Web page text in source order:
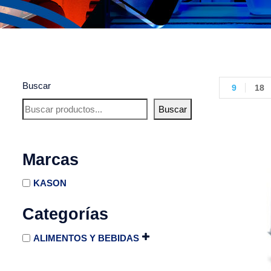
Buscar
Buscar
Marcas
KASON
Categorías
ALIMENTOS Y BEBIDAS
9 18